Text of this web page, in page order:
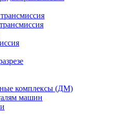
комплексы (ДМ)
машин